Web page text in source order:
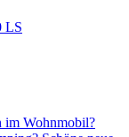
LS
im Wohnmobil?